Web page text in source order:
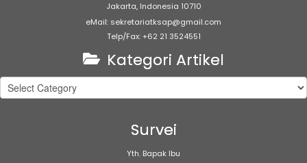
Jakarta, Indonesia 10710
eMail: sekretariatksap@gmail.com
Telp/Fax: +62 21 3524551
Kategori Artikel
Kategori
Artikel
Survei
Yth. Bapak Ibu